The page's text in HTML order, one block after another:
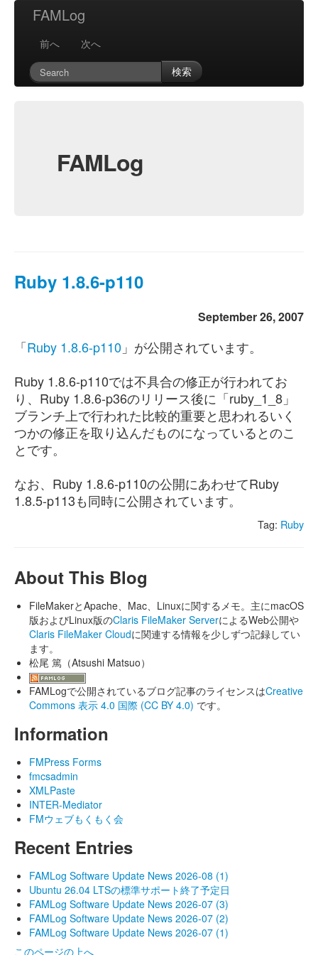
FAMLog
前へ
次へ
検索
FAMLog
Ruby 1.8.6-p110
September 26, 2007
「Ruby 1.8.6-p110 」が公開されています。
Ruby 1.8.6-p110では不具合の修正が行われてお
り、Ruby 1.8.6-p36のリリース後に「ruby_1_8」
ブランチ上で行われた比較的重要と思われるいく
つかの修正を取り込んだものになっているとのこ
とです。
なお、Ruby 1.8.6-p110の公開にあわせてRuby
1.8.5-p113も同時に公開されています。
Tag: Ruby
About This Blog
FileMakerとApache、Mac、Linuxに関するメモ。主にmacOS
版およびLinux版のClaris FileMaker ServerによるWeb公開や
Claris FileMaker Cloudに関連する情報を少しずつ記録してい
ます。
松尾 篤（Atsushi Matsuo）
FAMLogで公開されているブログ記事のライセンスはCreative
Commons 表示 4.0 国際 (CC BY 4.0) です。
Information
FMPress Forms
fmcsadmin
XMLPaste
INTER-Mediator
FMウェブもくもく会
Recent Entries
FAMLog Software Update News 2026-08 (1)
Ubuntu 26.04 LTSの標準サポート終了予定日
FAMLog Software Update News 2026-07 (3)
FAMLog Software Update News 2026-07 (2)
FAMLog Software Update News 2026-07 (1)
このページの上へ